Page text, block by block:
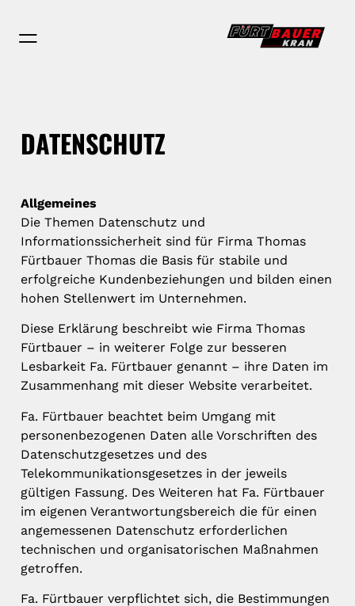
DATENSCHUTZ
Allgemeines
Die Themen Datenschutz und
Informationssicherheit sind für Firma Thomas
Fürtbauer Thomas die Basis für stabile und
erfolgreiche Kundenbeziehungen und bilden einen
hohen Stellenwert im Unternehmen.
Diese Erklärung beschreibt wie Firma Thomas
Fürtbauer – in weiterer Folge zur besseren
Lesbarkeit Fa. Fürtbauer genannt – ihre Daten im
Zusammenhang mit dieser Website verarbeitet.
Fa. Fürtbauer beachtet beim Umgang mit
personenbezogenen Daten alle Vorschriften des
Datenschutzgesetzes und des
Telekommunikationsgesetzes in der jeweils
gültigen Fassung. Des Weiteren hat Fa. Fürtbauer
im eigenen Verantwortungsbereich die für einen
angemessenen Datenschutz erforderlichen
technischen und organisatorischen Maßnahmen
getroffen.
Fa. Fürtbauer verpflichtet sich, die Bestimmungen